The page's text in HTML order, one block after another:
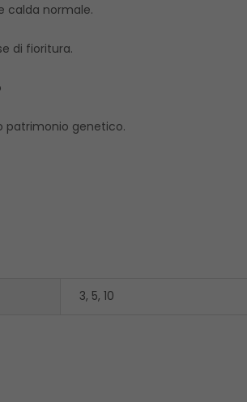
calda normale.
di fioritura.
patrimonio genetico.
3, 5, 10